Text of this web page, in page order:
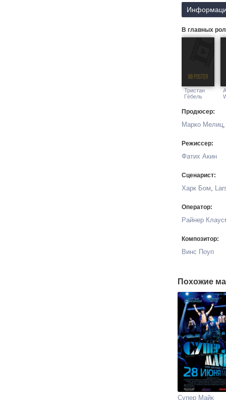
В главных
Тристан
Гёбель
Продюсер:
Марко Мелиц
Режиссер:
Фатих Акин
Сценарист:
Харк Бом,
Оператор:
Райнер
Композитор:
Винс Поуп
Похожие
Супер Майк